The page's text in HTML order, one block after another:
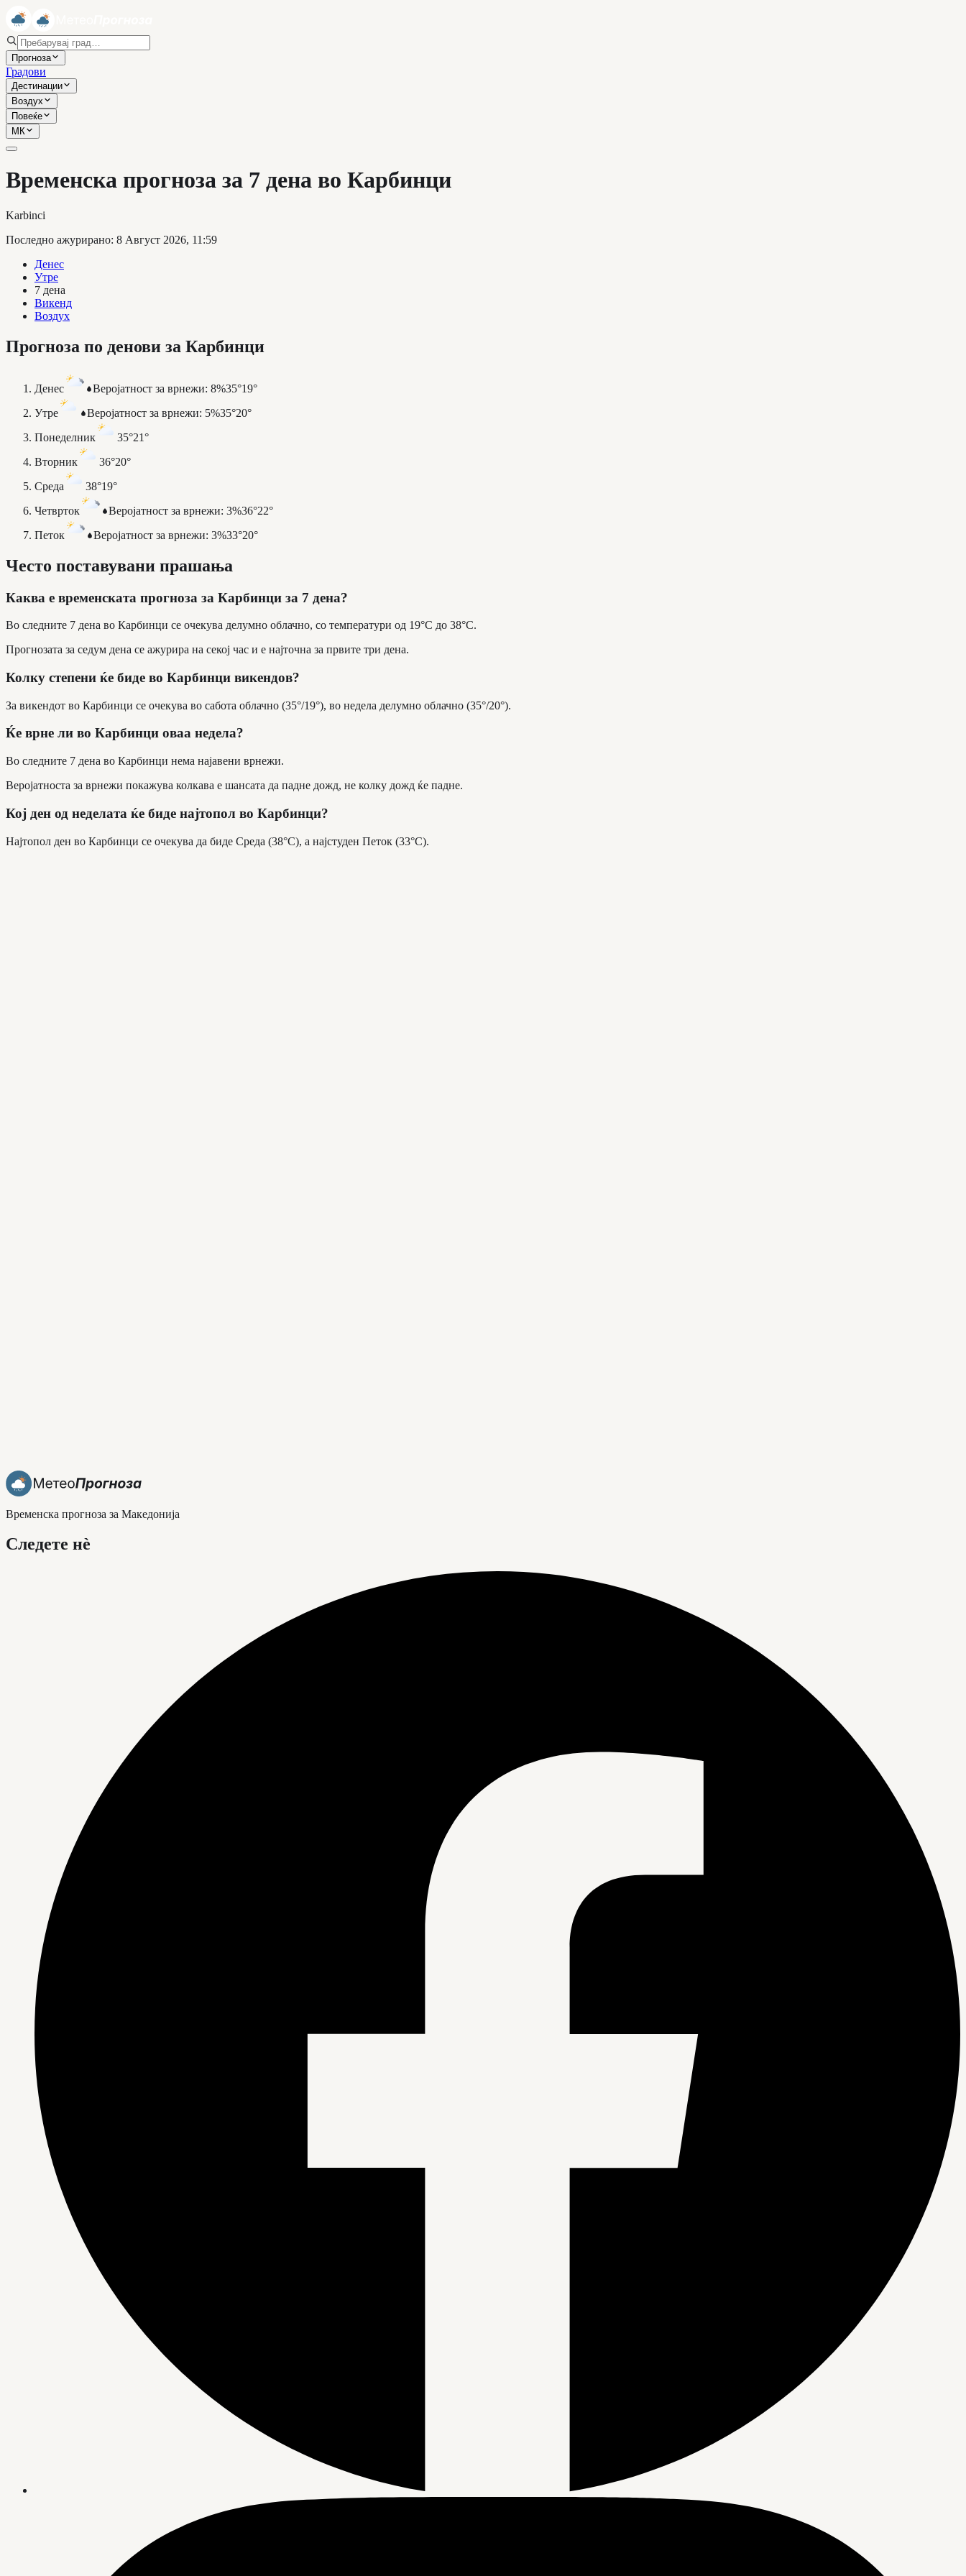
Прогноза
Градови
Дестинации
Воздух
Повеќе
МК
Временска прогноза за 7 дена во Карбинци
Karbinci
Последно ажурирано: 8 Август 2026, 11:59
Денес
Утре
7 дена
Викенд
Воздух
Прогноза по денови за Карбинци
Денес Веројатност за врнежи: 8%35°19°
Утре
Веројатност за врнежи: 5%35°20°
Понеделник
35°21°
Вторник
36°20°
Среда
38°19°
Четврток
Веројатност за врнежи: 3%36°22°
Петок
Веројатност за врнежи: 3%33°20°
Често поставувани прашања
Каква е временската прогноза за Карбинци за 7 дена?
Во следните 7 дена во Карбинци се очекува делумно облачно, со температури од 19°C до 38°C.
Прогнозата за седум дена се ажурира на секој час и е најточна за првите три дена.
Колку степени ќе биде во Карбинци викендов?
За викендот во Карбинци се очекува во сабота облачно (35°/19°), во недела делумно облачно (35°/20°).
Ќе врне ли во Карбинци оваа недела?
Во следните 7 дена во Карбинци нема најавени врнежи.
Веројатноста за врнежи покажува колкава е шансата да падне дожд, не колку дожд ќе падне.
Кој ден од неделата ќе биде најтопол во Карбинци?
Најтопол ден во Карбинци се очекува да биде Среда (38°C), а најстуден Петок (33°C).
Временска прогноза за Македонија
Следете нè